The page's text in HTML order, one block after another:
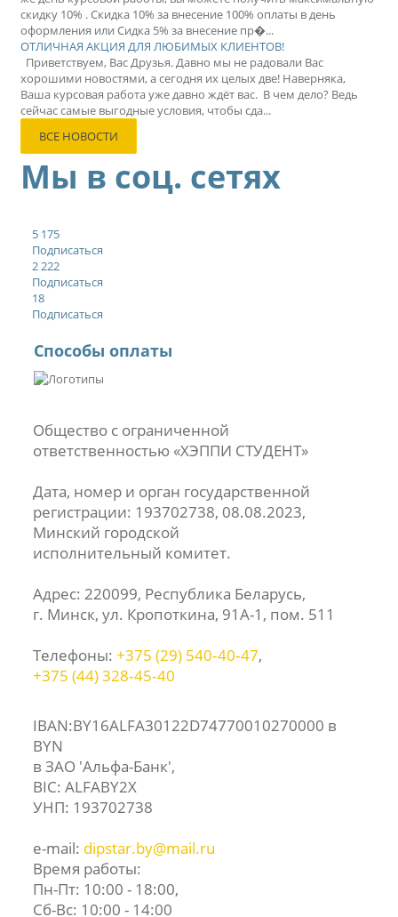
скидку 10% . Скидка 10% за внесение 100% оплаты в день
оформления или Сидка 5% за внесение пр�...
ОТЛИЧНАЯ АКЦИЯ ДЛЯ ЛЮБИМЫХ КЛИЕНТОВ!
Приветствуем, Вас Друзья. Давно мы не радовали Вас
хорошими новостями, а сегодня их целых две! Наверняка,
Ваша курсовая работа уже давно ждёт вас. В чем дело? Ведь
сейчас самые выгодные условия, чтобы сда...
ВСЕ НОВОСТИ
Мы в соц. сетях
5 175
Подписаться
2 222
Подписаться
18
Подписаться
Способы оплаты
Общество с ограниченной
ответственностью «ХЭППИ СТУДЕНТ»
Дата, номер и орган государственной
регистрации: 193702738, 08.08.2023,
Минский городской
исполнительный комитет.
Адрес: 220099, Республика Беларусь,
г. Минск, ул. Кропоткина, 91А-1, пом. 511
Телефоны: +375 (29) 540‑40‑47,
+375 (44) 328‑45‑40
IBAN:BY16ALFA30122D74770010270000 в
BYN
в ЗАО 'Альфа-Банк',
BIC: ALFABY2X
УНП: 193702738
e-mail: dipstar.by@mail.ru
Время работы:
Пн-Пт: 10:00 - 18:00,
Сб-Вс: 10:00 - 14:00